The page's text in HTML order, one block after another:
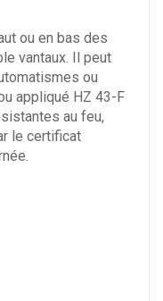
ou en bas des
vantaux. Il peut
ou
appliqué HZ 43-F
au feu,
le certificat